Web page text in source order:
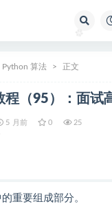
Python 算法 正文
程（95）：面试
5 月前 0 25
重要组成部分。